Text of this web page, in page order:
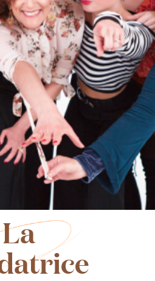
La